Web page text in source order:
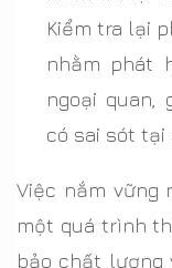
Kiểm tra lại
nhằm phát
ngoại quan,
có sai sót tại
Việc nắm vững
một quá trình
bảo chất lượng